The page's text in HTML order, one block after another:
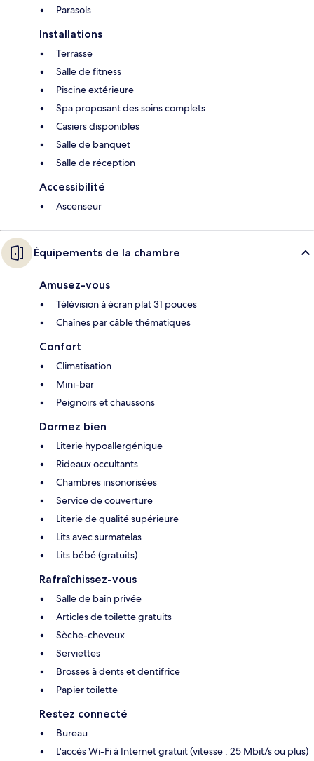
Parasols
Installations
Terrasse
Salle de fitness
Piscine extérieure
Spa proposant des soins complets
Casiers disponibles
Salle de banquet
Salle de réception
Accessibilité
Ascenseur
Équipements de la chambre
Amusez-vous
Télévision à écran plat 31 pouces
Chaînes par câble thématiques
Confort
Climatisation
Mini-bar
Peignoirs et chaussons
Dormez bien
Literie hypoallergénique
Rideaux occultants
Chambres insonorisées
Service de couverture
Literie de qualité supérieure
Lits avec surmatelas
Lits bébé (gratuits)
Rafraîchissez-vous
Salle de bain privée
Articles de toilette gratuits
Sèche-cheveux
Serviettes
Brosses à dents et dentifrice
Papier toilette
Restez connecté
Bureau
L'accès Wi-Fi à Internet gratuit (vitesse : 25 Mbit/s ou plus)